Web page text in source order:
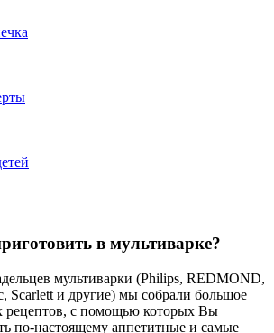
в мультиварке?
мультиварки (Philips, REDMOND,
Scarlett и другие) мы собрали большое
рецептов, с помощью которых Вы
по-настоящему аппетитные и самые